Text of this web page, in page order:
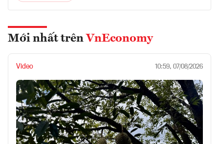
Mới nhất trên VnEconomy
Video 10:59, 07/08/2026